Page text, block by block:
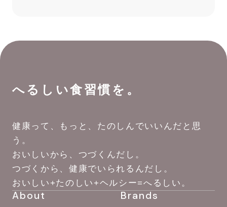
へるしい食習慣を。
健康って、もっと、たのしんでいいんだと思
う。
おいしいから、つづくんだし。
つづくから、健康でいられるんだし。
おいしい+たのしい+ヘルシー=へるしい。
About Brands